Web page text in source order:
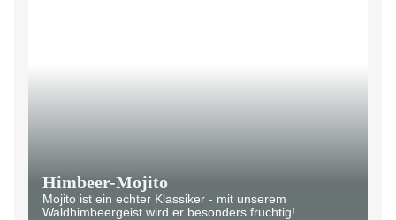
Himbeer-Mojito
Mojito ist ein echter Klassiker - mit unserem
Waldhimbeergeist wird er besonders fruchtig!